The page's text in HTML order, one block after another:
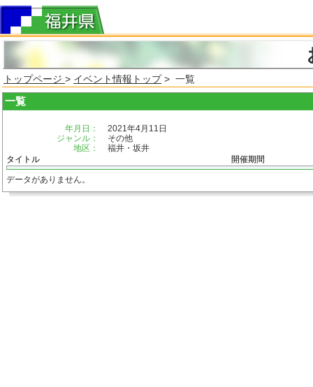
トップページ > イベント情報トップ> 一覧
一覧
年月日：
2021年4月11日
ジャンル：
その他
地区：
福井・坂井
タイトル
開催期間
データがありません。